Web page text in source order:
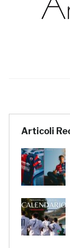
Articoli